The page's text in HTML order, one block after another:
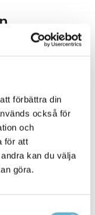
förbättra din
också för
och
för att
kan du välja
göra.